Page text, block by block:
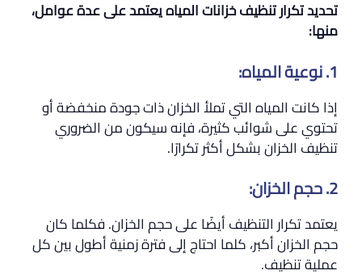
تحديد تكرار تنظيف خزانات المياه يعتمد على عدة عوامل،
منها:
1. نوعية المياه:
إذا كانت المياه التي تملأ الخزان ذات جودة منخفضة أو
تحتوي على شوائب كثيرة، فإنه سيكون من الضروري
تنظيف الخزان بشكل أكثر تكرارًا.
2. حجم الخزان:
يعتمد تكرار التنظيف أيضًا على حجم الخزان. فكلما كان
حجم الخزان أكبر، كلما احتاج إلى فترة زمنية أطول بين كل
عملية تنظيف.